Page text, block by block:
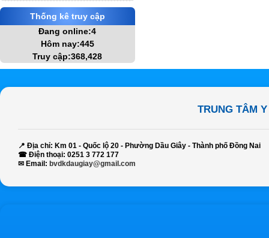
Thống kê truy cập
Đang online:4
Hôm nay:445
Truy cập:368,428
TRUNG TÂM
📍 Địa chỉ: Km 01 - Quốc lộ 20 - Phường Dầu Giây - Thành phố Đồng Nai
☎ Điện thoại: 0251 3 772 177
✉ Email: bvdkdaugiay@gmail.com